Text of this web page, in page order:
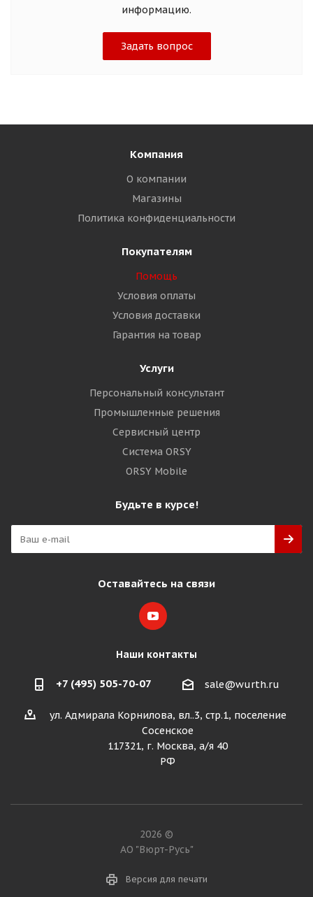
информацию.
Задать вопрос
Компания
О компании
Магазины
Политика конфиденциальности
Покупателям
Помощь
Условия оплаты
Условия доставки
Гарантия на товар
Услуги
Персональный консультант
Промышленные решения
Сервисный центр
Система ORSY
ORSY Mobile
Будьте в курсе!
Оставайтесь на связи
Наши контакты
+7 (495) 505-70-07 sale@wurth.ru
ул. Адмирала Корнилова, вл..3, стр.1, поселение
Сосенское
117321, г. Москва, а/я 40
РФ
2026 ©
АО "Вюрт-Русь"
Версия для печати